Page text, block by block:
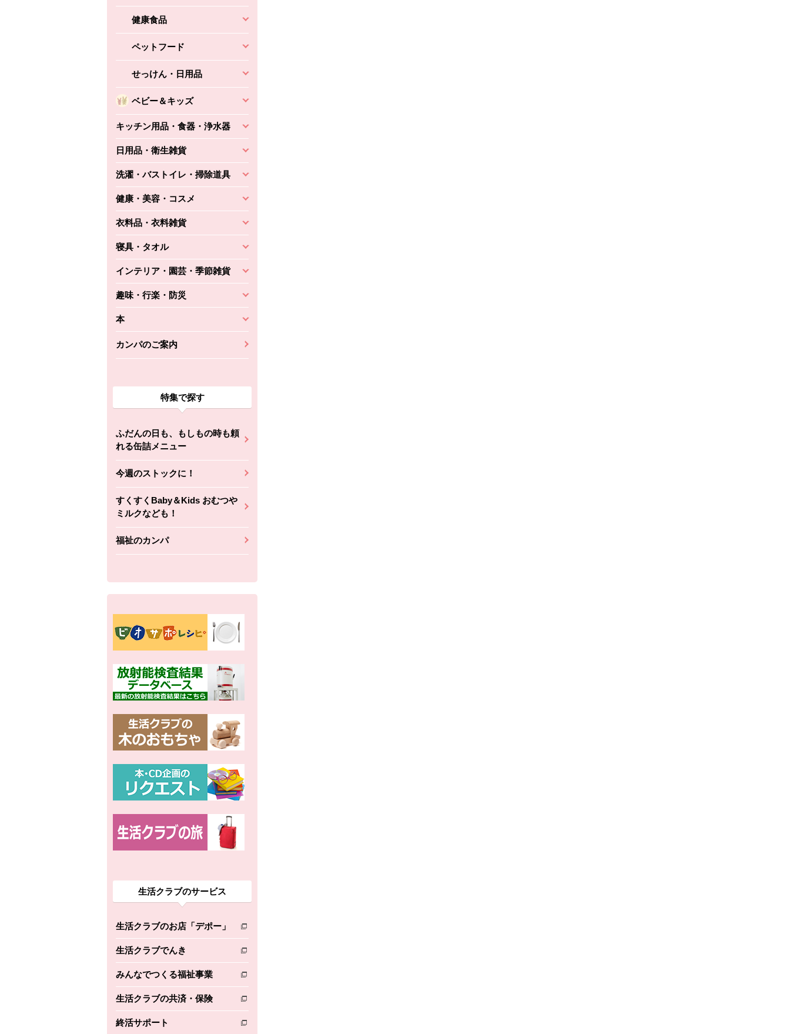
健康食品
ペットフード
せっけん・日用品
ベビー＆キッズ
キッチン用品・食器・浄水器
日用品・衛生雑貨
洗濯・バストイレ・掃除道具
健康・美容・コスメ
衣料品・衣料雑貨
寝具・タオル
インテリア・園芸・季節雑貨
趣味・行楽・防災
本
カンパのご案内
特集で探す
ふだんの日も、もしもの時も頼
れる缶詰メニュー
今週のストックに！
すくすくBaby＆Kids おむつや
ミルクなども！
福祉のカンパ
生活クラブのサービス
生活クラブのお店「デポー」
別のウィンドウで開きます。
生活クラブでんき
別のウィンドウで開きます。
みんなでつくる福祉事業
別のウィンドウで開きます。
生活クラブの共済・保険
別のウィンドウで開きます。
終活サポート
別のウィンドウで開きます。